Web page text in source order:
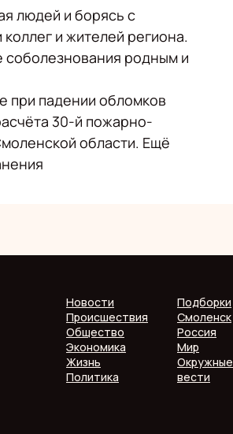
людей и борясь с
и жителей региона.
родным и
при падении обломков
30-й пожарно-
области. Ещё
Новости
Происшествия
Общество
Экономика
Жизнь
Политика
Подборки
Смоленск
Россия
Мир
Окружные
вести